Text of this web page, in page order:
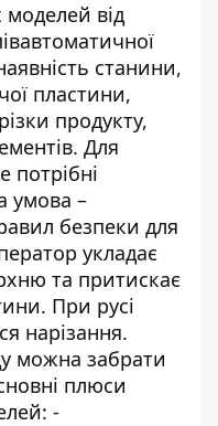
моделей від
станини,
пластини,
продукту,
Для
потрібні
умова –
безпеки для
укладає
та притискає
При русі
нарізання.
можна забрати
плюси
-